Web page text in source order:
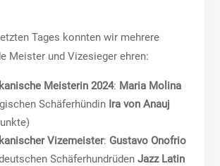
Tages konnten wir mehrere
Meister und Vizesieger ehren:
Meisterin 2024: Maria Molina
Schäferhündin Ira von Anauj
Vizemeister: Gustavo Onofrio
SchäferhundrüdenJazz Latin